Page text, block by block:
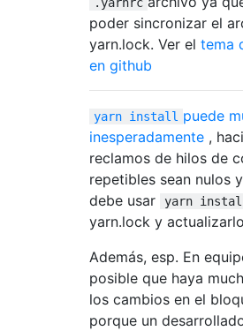
poder sincronizar el
yarn.lock. Ver el tema
en github
yarn install puede
inesperadamente ,
reclamos de hilos de
repetibles sean nulos
debe usar
yarn
yarn.lock y
Además, esp. En
posible que haya
los cambios en el
porque un